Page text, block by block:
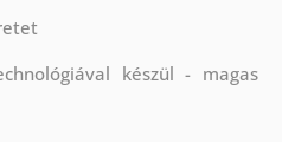
készül - magas